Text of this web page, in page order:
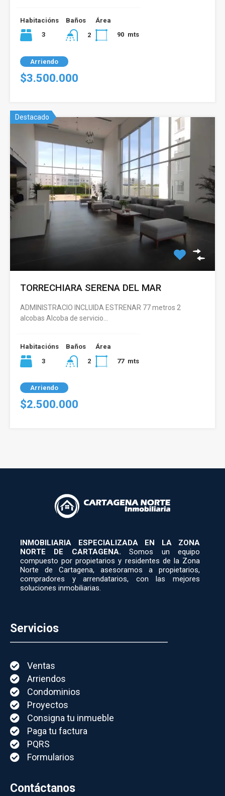
Habitacións
3
Baños
2
Área
90 mts
Arriendo
$3.500.000
Destacado
TORRECHIARA SERENA DEL MAR
ADMINISTRACIO INCLUIDA ESTRENAR 77 metros 2
alcobas Alcoba de servicio…
Habitacións
3
Baños
2
Área
77 mts
Arriendo
$2.500.000
INMOBILIARIA ESPECIALIZADA EN LA ZONA
NORTE DE CARTAGENA. Somos un equipo
compuesto por propietarios y residentes de la Zona
Norte de Cartagena, asesoramos a propietarios,
compradores y arrendatarios, con las mejores
soluciones inmobiliarias.
Servicios
Ventas
Arriendos
Condominios
Proyectos
Consigna tu inmueble
Paga tu factura
PQRS
Formularios
Contáctanos